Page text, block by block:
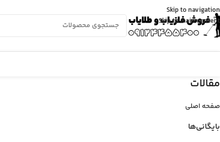
Skip to navigation
Skip to main content
مقالات
صفحه اصلی
بایگانی‌ها